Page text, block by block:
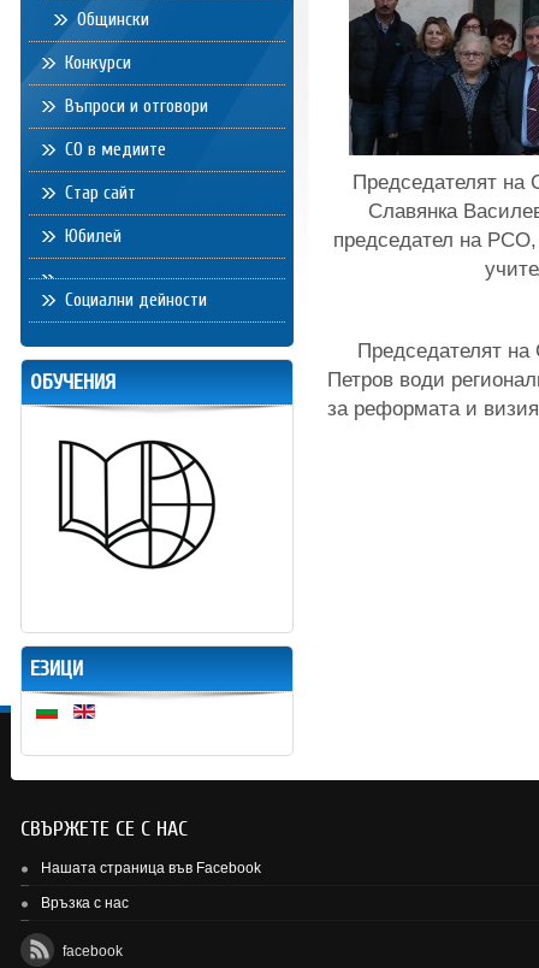
Председателят на
Славянка
председател на
Председателят на
Петров води
за реформата и
Общински
Конкурси
Въпроси и отговори
СО в медиите
Стар сайт
Юбилей
Социални дейности
ОБУЧЕНИЯ
ЕЗИЦИ
СВЪРЖЕТЕ СЕ С НАС
Нашата страница във Facebook
Връзка с нас
facebook